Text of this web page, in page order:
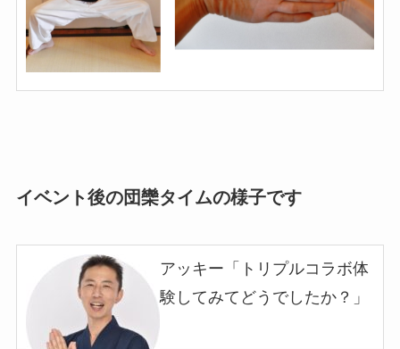
イベント後の団欒タイムの様子です
アッキー「トリプルコラボ体
験してみてどうでしたか？ 」